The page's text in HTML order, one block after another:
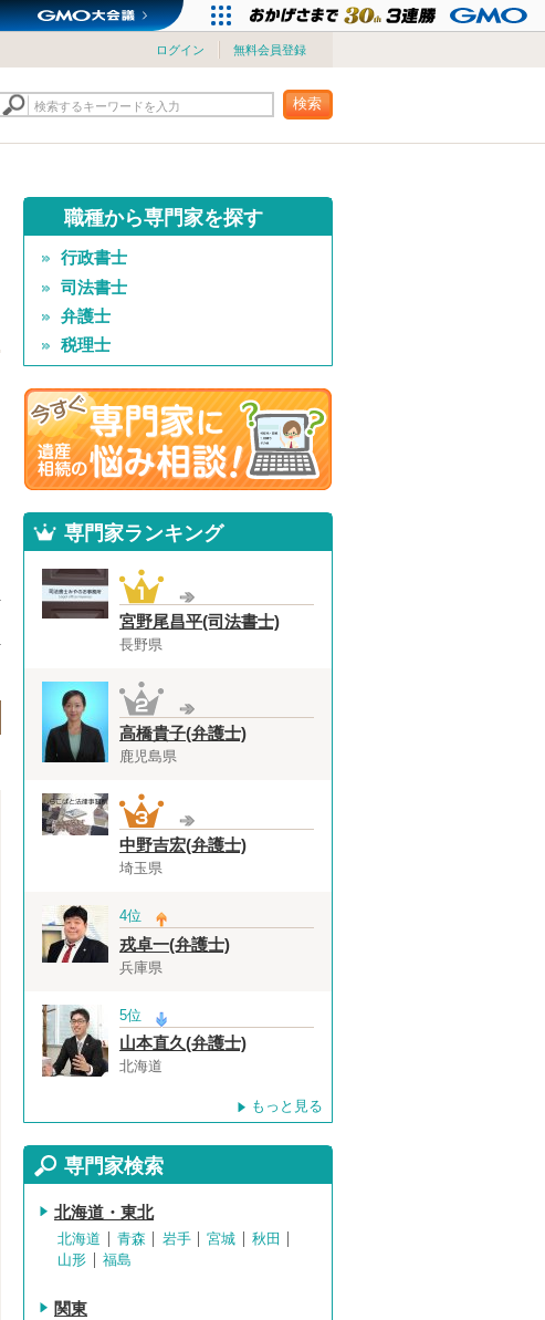
ログイン 無料会員登録
検索するキーワードを入力 検索
職種から専門家を探す
行政書士
司法書士
弁護士
税理士
専門家ランキング
宮野尾昌平(司法書士)
長野県
高橋貴子(弁護士)
鹿児島県
中野吉宏(弁護士)
埼玉県
4位
戎卓一(弁護士)
兵庫県
5位
山本直久(弁護士)
北海道
もっと見る
専門家検索
北海道・東北
北海道 青森 岩手 宮城
秋田
山形
福島
関東